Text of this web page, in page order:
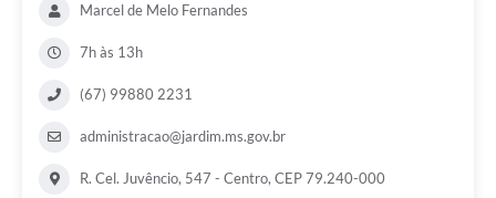
Marcel de Melo Fernandes
7h às 13h
(67) 99880 2231
administracao@jardim.ms.gov.br
R. Cel. Juvêncio, 547 - Centro, CEP 79.240-000